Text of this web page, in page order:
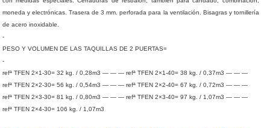
moneda y electrónicas. Trasera de 3 mm. perforada para la ventilación. Bisagras y tornillería
de acero inoxidable.
-
PESO Y VOLUMEN DE LAS TAQUILLAS DE 2 PUERTAS=
-
refª TFEN 2×1-30= 32 kg. / 0,28m3 — — — refª TFEN 2×1-40= 38 kg. / 0,37m3 — — —
refª TFEN 2×2-30= 56 kg. / 0,54m3 — — — refª TFEN 2×2-40= 67 kg. / 0,72m3 — — —
refª TFEN 2×3-30= 81 kg. / 0,80m3 — — — refª TFEN 2×3-40= 97 kg. / 1,07m3 — — —
refª TFEN 2×4-30= 106 kg. / 1,07m3